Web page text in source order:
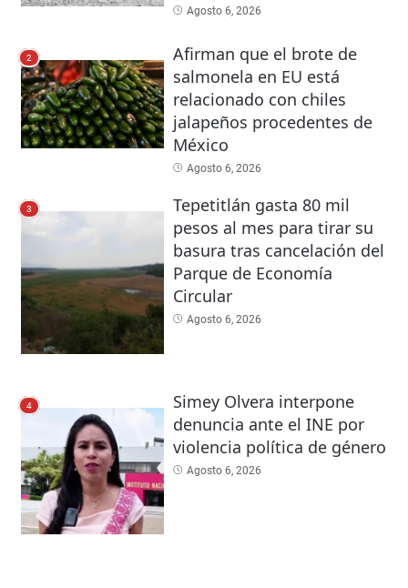
Agosto 6, 2026
2
Afirman que el brote de
salmonela en EU está
relacionado con chiles
jalapeños procedentes de
México
Agosto 6, 2026
3
Tepetitlán gasta 80 mil
pesos al mes para tirar su
basura tras cancelación del
Parque de Economía
Circular
Agosto 6, 2026
4
Simey Olvera interpone
denuncia ante el INE por
violencia política de género
Agosto 6, 2026